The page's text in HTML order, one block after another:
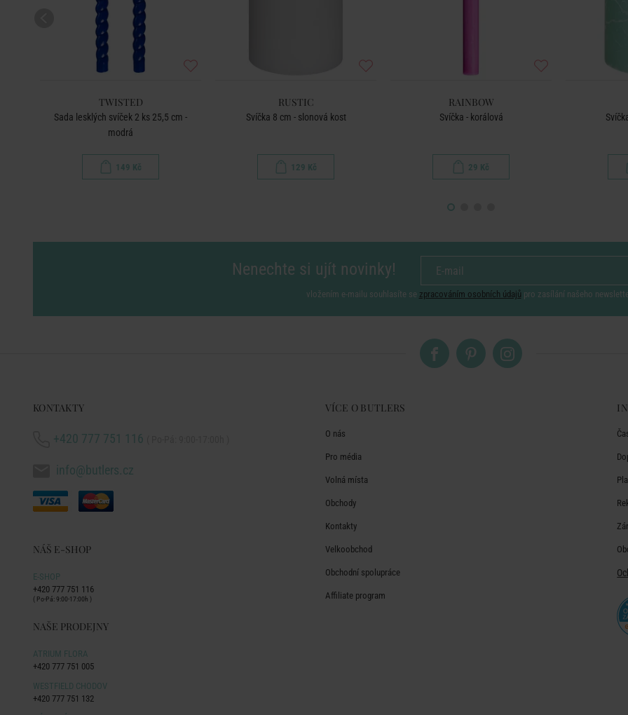
TWISTED
Sada lesklých svíček 2 ks 25,5 cm -
modrá
149 Kč
RUSTIC
Svíčka 8 cm - slonová kost
129 Kč
RAINBOW
Svíčka - korálová
29 Kč
Nenechte si ujít novinky!
vložením e-mailu souhlasíte se zpracováním osobních údajů pro zasílání našeho
KONTAKTY
+420 777 751 116
info@butlers.cz
NÁŠ E-SHOP
E-SHOP
+420 777 751 116
( Po-Pá: 9:00-17:00h )
NAŠE PRODEJNY
ATRIUM FLORA
+420 777 751 005
WESTFIELD CHODOV
+420 777 751 132
VÍCE O BUTLERS
O nás
Pro média
Volná místa
Obchody
Kontakty
Velkoobchod
Obchodní spolupráce
Affiliate program